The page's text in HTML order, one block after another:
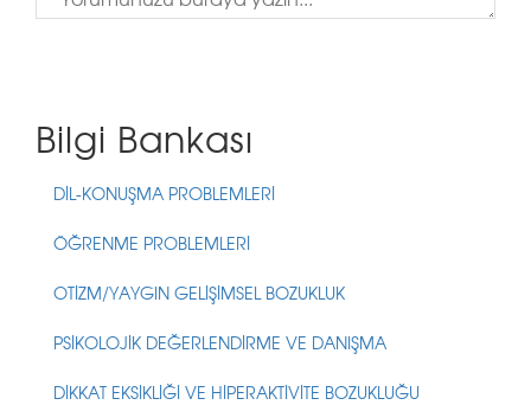
Bilgi Bankası
DİL-KONUŞMA PROBLEMLERİ
ÖĞRENME PROBLEMLERİ
OTİZM/YAYGIN GELİŞİMSEL BOZUKLUK
PSİKOLOJİK DEĞERLENDİRME VE DANIŞMA
DİKKAT EKSİKLİĞİ VE HİPERAKTİVİTE BOZUKLUĞU